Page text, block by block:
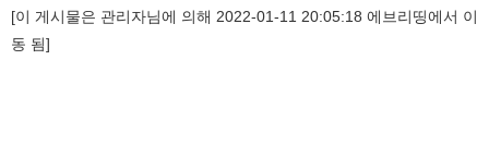
[이 게시물은 관리자님에 의해 2022-01-11 20:05:18 에브리띵에서 이
동 됨]